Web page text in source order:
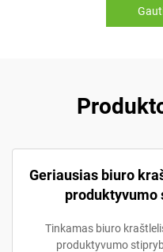
Geriausias biuro
produktyvumo
Tinkamas biuro
produktyvumo